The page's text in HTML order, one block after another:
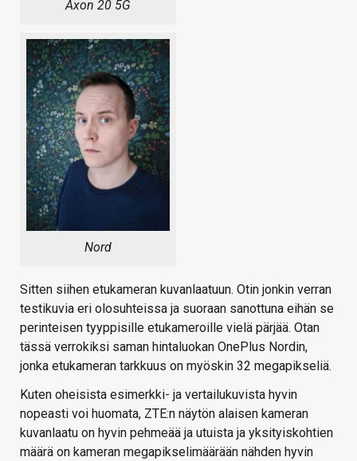
Axon 20 5G
Nord
Sitten siihen etukameran kuvanlaatuun. Otin jonkin verran
testikuvia eri olosuhteissa ja suoraan sanottuna eihän se
perinteisen tyyppisille etukameroille vielä pärjää. Otan
tässä verrokiksi saman hintaluokan OnePlus Nordin,
jonka etukameran tarkkuus on myöskin 32 megapikseliä.
Kuten oheisista esimerkki- ja vertailukuvista hyvin
nopeasti voi huomata, ZTE:n näytön alaisen kameran
kuvanlaatu on hyvin pehmeää ja utuista ja yksityiskohtien
määrä on kameran megapikselimäärään nähden hyvin